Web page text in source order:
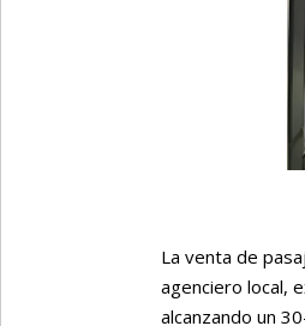
La venta de
agenciero local,
alcanzando un